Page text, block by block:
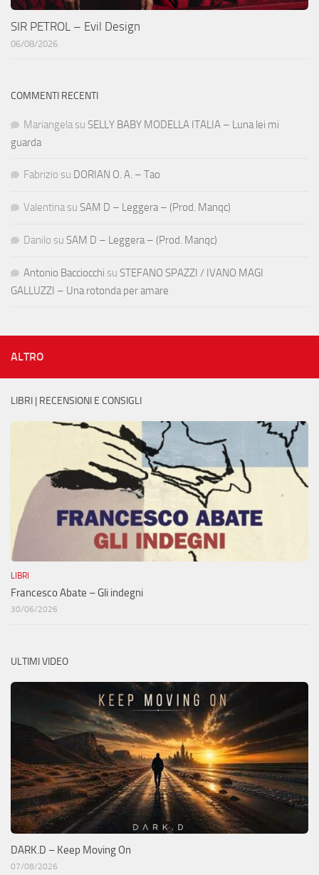
SIR PETROL – Evil Design
06/08/2026
COMMENTI RECENTI
Mariangela su SELLY BABY MODELLA ITALIA – Luna lei mi
guarda
Fabrizio su DORIAN O. A. – Tao
Valentina su SAM D – Leggera – (Prod. Manqc)
Danilo su SAM D – Leggera – (Prod. Manqc)
Antonio Bacciocchi su STEFANO SPAZZI / IVANO MAGI
GALLUZZI – Una rotonda per amare
ALTRO
LIBRI | RECENSIONI E CONSIGLI
LIBRI
Francesco Abate – Gli indegni
30/06/2026
ULTIMI VIDEO
DARK.D – Keep Moving On
07/08/2026